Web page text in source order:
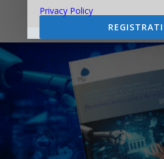
Privacy Policy
REGISTRATI